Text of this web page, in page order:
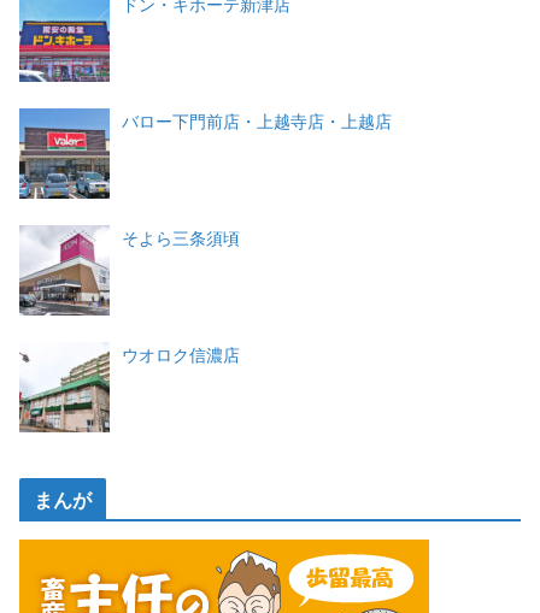
バロー下門前店・上越寺店・上越店
そよら三条須頃
ウオロク信濃店
まんが